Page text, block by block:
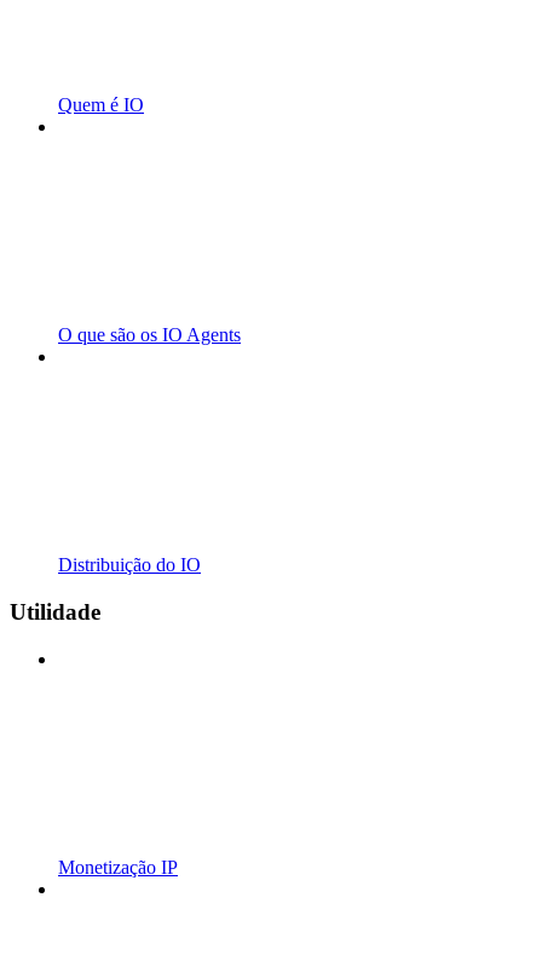
Quem é IO
O que são os IO Agents
Distribuição do IO
Utilidade
Monetização IP